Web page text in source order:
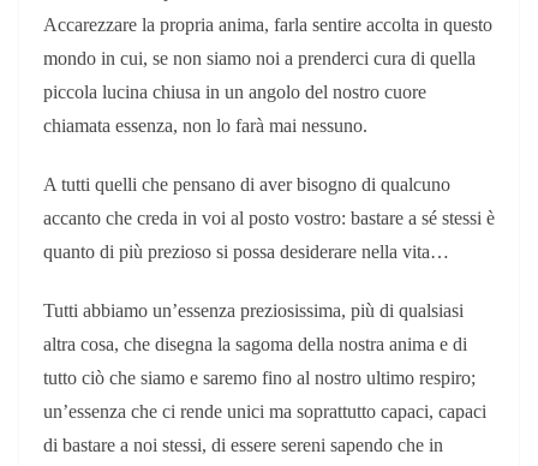
Accarezzare la propria anima, farla sentire accolta in questo
mondo in cui, se non siamo noi a prenderci cura di quella
piccola lucina chiusa in un angolo del nostro cuore
chiamata essenza, non lo farà mai nessuno.
A tutti quelli che pensano di aver bisogno di qualcuno
accanto che creda in voi al posto vostro: bastare a sé stessi è
quanto di più prezioso si possa desiderare nella vita…
Tutti abbiamo un’essenza preziosissima, più di qualsiasi
altra cosa, che disegna la sagoma della nostra anima e di
tutto ciò che siamo e saremo fino al nostro ultimo respiro;
un’essenza che ci rende unici ma soprattutto capaci, capaci
di bastare a noi stessi, di essere sereni sapendo che in